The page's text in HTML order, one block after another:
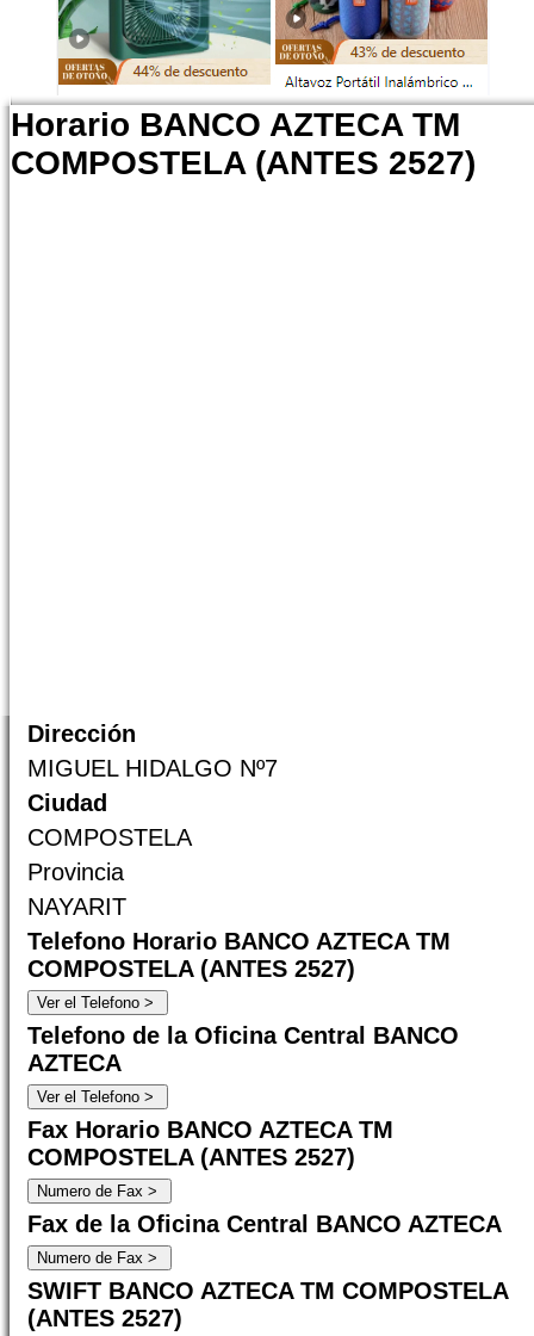
Horario BANCO AZTECA TM
COMPOSTELA (ANTES 2527)
Dirección
MIGUEL HIDALGO Nº7
Ciudad
COMPOSTELA
Provincia
NAYARIT
Telefono Horario BANCO AZTECA TM
COMPOSTELA (ANTES 2527)
Telefono de la Oficina Central BANCO
AZTECA
Fax Horario BANCO AZTECA TM
COMPOSTELA (ANTES 2527)
Fax de la Oficina Central BANCO AZTECA
SWIFT BANCO AZTECA TM COMPOSTELA
(ANTES 2527)